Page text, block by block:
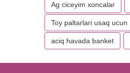
Ag ciceyim xoncalar
Toy paltarlari usaq ucun
aciq havada banket